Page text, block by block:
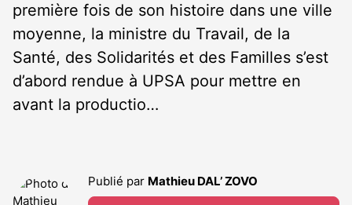
première fois de son histoire dans une ville
moyenne, la ministre du Travail, de la
Santé, des Solidarités et des Familles s’est
d’abord rendue à UPSA pour mettre en
avant la productio…
Publié par Mathieu DAL’ ZOVO